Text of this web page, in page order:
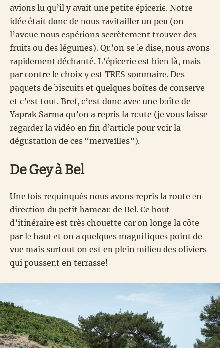
avions lu qu’il y avait une petite épicerie. Notre
idée était donc de nous ravitailler un peu (on
l’avoue nous espérions secrètement trouver des
fruits ou des légumes). Qu’on se le dise, nous avons
rapidement déchanté. L’épicerie est bien là, mais
par contre le choix y est TRES sommaire. Des
paquets de biscuits et quelques boîtes de conserve
et c’est tout. Bref, c’est donc avec une boîte de
Yaprak Sarma qu’on a repris la route (je vous laisse
regarder la vidéo en fin d’article pour voir la
dégustation de ces “merveilles”).
De Gey à Bel
Une fois requinqués nous avons repris la route en
direction du petit hameau de Bel. Ce bout
d’itinéraire est très chouette car on longe la côte
par le haut et on a quelques magnifiques point de
vue mais surtout on est en plein milieu des oliviers
qui poussent en terrasse!